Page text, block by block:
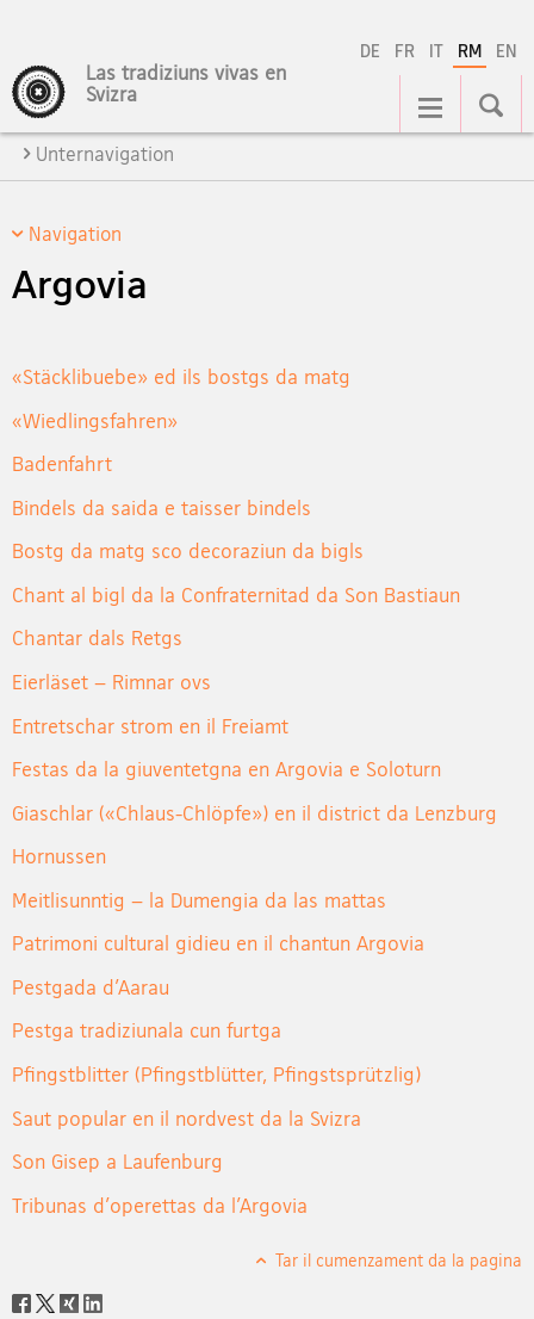
DE FR IT RM EN
Las tradiziuns vivas en
Svizra
Hauptnavigation
Unternavigation
Navigation
Argovia
«Stäcklibuebe» ed ils bostgs da matg
«Wiedlingsfahren»
Badenfahrt
Bindels da saida e taisser bindels
Bostg da matg sco decoraziun da bigls
Chant al bigl da la Confraternitad da Son Bastiaun
Chantar dals Retgs
Eierläset – Rimnar ovs
Entretschar strom en il Freiamt
Festas da la giuventetgna en Argovia e Soloturn
Giaschlar («Chlaus-Chlöpfe») en il district da Lenzburg
Hornussen
Meitlisunntig – la Dumengia da las mattas
Patrimoni cultural gidieu en il chantun Argovia
Pestgada d'Aarau
Pestga tradiziunala cun furtga
Pfingstblitter (Pfingstblütter, Pfingstsprützlig)
Saut popular en il nordvest da la Svizra
Son Gisep a Laufenburg
Tribunas d'operettas da l'Argovia
Tar il cumenzament da la pagina
Social